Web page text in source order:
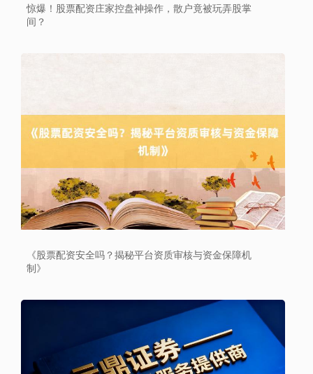
惊爆！股票配资庄家控盘神操作，散户竟被玩弄股掌
间？
《股票配资安全吗？揭秘平台资质审核与资金保障机
制》
深证成指 14316.96 +5.95 +0.04%